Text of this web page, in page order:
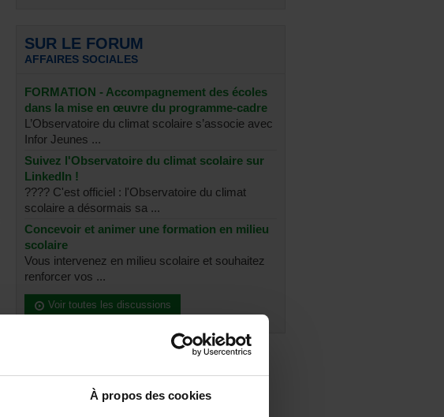
À propos des cookies
SUR LE FORUM
AFFAIRES SOCIALES
FORMATION - Accompagnement des écoles
dans la mise en œuvre du programme-cadre
L’Observatoire du climat scolaire s’associe avec
Infor Jeunes ...
Suivez l'Observatoire du climat scolaire sur
LinkedIn !
???? C'est officiel : l'Observatoire du climat
scolaire a désormais sa ...
Concevoir et animer une formation en milieu
scolaire
Vous intervenez en milieu scolaire et souhaitez
renforcer vos ...
Voir toutes les discussions